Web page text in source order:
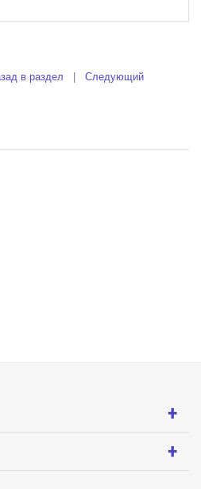
в раздел Следующий
+
+